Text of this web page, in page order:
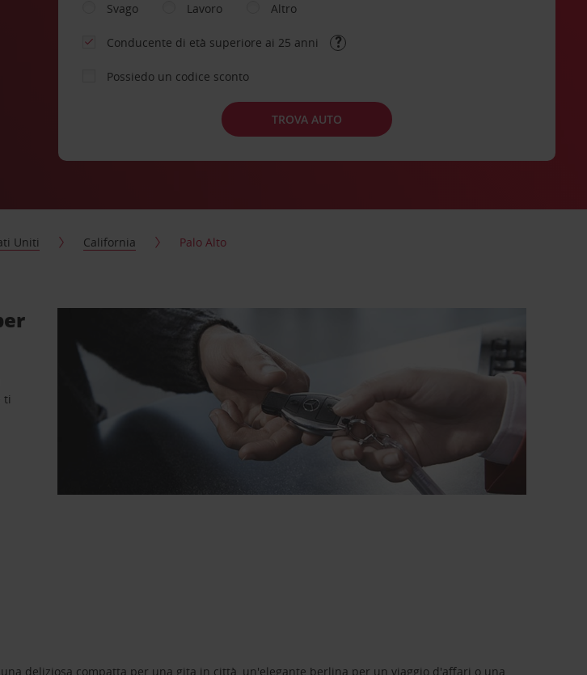
Svago
Lavoro Altro
Conducente di età superiore ai 25 anni
Possiedo un codice sconto
TROVA AUTO
Uniti California Palo Alto
ti
deliziosa compatta per una gita in città, un'elegante berlina per un viaggio d'affari o una